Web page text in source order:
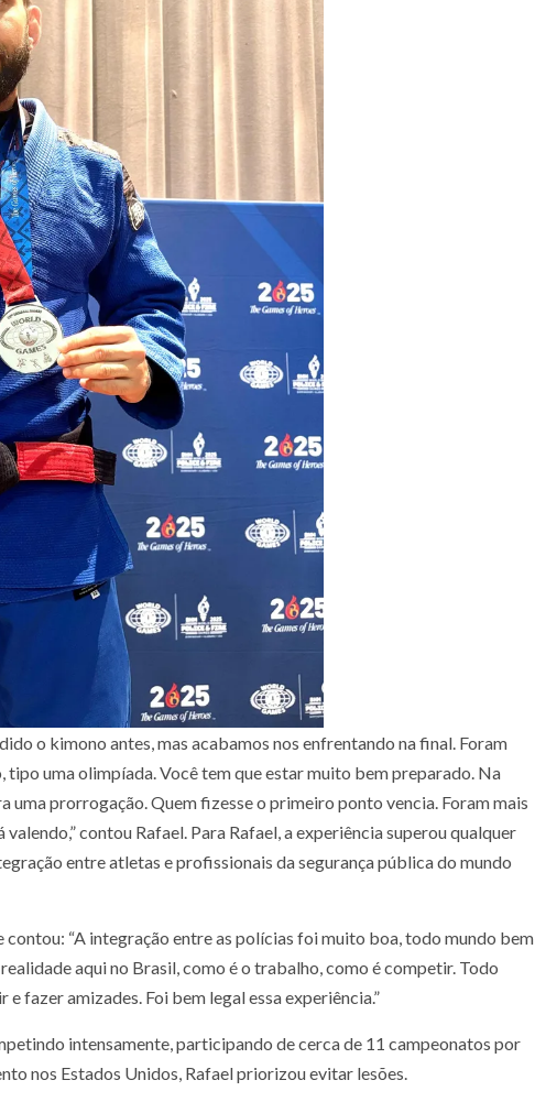
o kimono antes, mas acabamos nos enfrentando na final. Foram
uma olimpíada. Você tem que estar muito bem preparado. Na
uma prorrogação. Quem fizesse o primeiro ponto vencia. Foram mais
contou Rafael. Para Rafael, a experiência superou qualquer
entre atletas e profissionais da segurança pública do mundo
“A integração entre as polícias foi muito boa, todo mundo bem
aqui no Brasil, como é o trabalho, como é competir. Todo
fazer amizades. Foi bem legal essa experiência.”
intensamente, participando de cerca de 11 campeonatos por
nos Estados Unidos, Rafael priorizou evitar lesões.